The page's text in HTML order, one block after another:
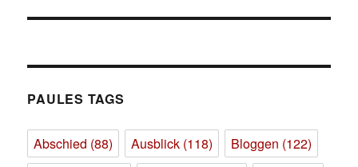
PAULES TAGS
Abschied (88) Ausblick (118) Bloggen (122)